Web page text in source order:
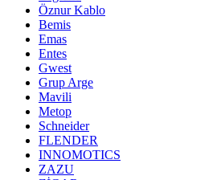
Öznur Kablo
Bemis
Emas
Entes
Gwest
Grup Arge
Mavili
Metop
Schneider
FLENDER
INNOMOTICS
ZAZU